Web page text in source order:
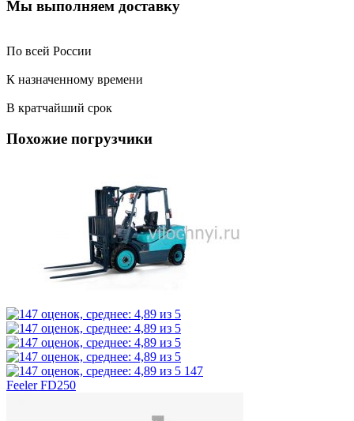
Мы выполняем доставку
По всей России
К назначенному времени
В кратчайший срок
Похожие погрузчики
147
Feeler FD250